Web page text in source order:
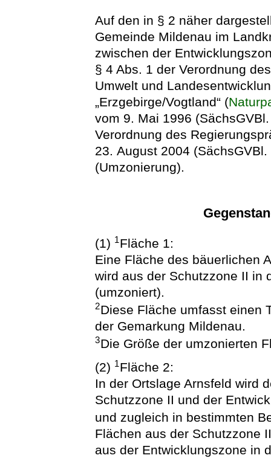
Auf den in § 2 näher
Gemeinde Mildenau im
zwischen der
§ 4 Abs. 1 der Verordnung
Umwelt und
„Erzgebirge/Vogtland“ (
vom 9. Mai 1996
Verordnung des
23. August 2004
(Umzonierung).
(1) 1Fläche 1:
Eine Fläche des bäuerlichen
wird aus der Schutzzone II in
(umzoniert).
2Diese Fläche umfasst einen
der Gemarkung Mildenau.
3Die Größe der umzonierten
(2) 1Fläche 2:
In der Ortslage Arnsfeld wird
Schutzzone II und der
und zugleich in bestimmten
Flächen aus der Schutzzone
aus der Entwicklungszone in